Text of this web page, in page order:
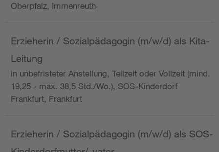
Oberpfalz, Immenreuth
Erzieherin / Sozialpädagogin (m/w/d) als Kita-
Leitung
in unbefristeter Anstellung, Teilzeit oder Vollzeit (mind.
19,25 - max. 38,5 Std./Wo.), SOS-Kinderdorf
Frankfurt, Frankfurt
Erzieherin / Sozialpädagogin (m/w/d) als SOS-